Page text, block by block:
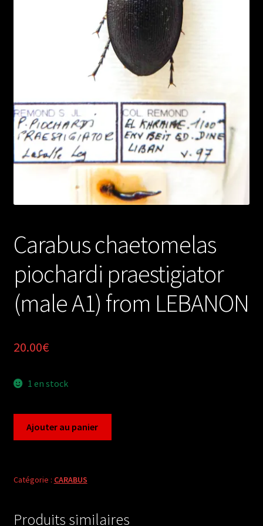
Carabus chaetomelas
piochardi praestigiator
(male A1) from LEBANON
20.00€
1 en stock
piochardi
A1)
Ajouter au panier
Catégorie : CARABUS
Produits similaires